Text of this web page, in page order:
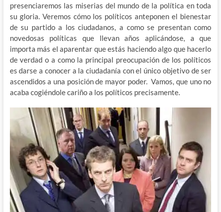
presenciaremos las miserias del mundo de la política en toda
su gloria. Veremos cómo los políticos anteponen el bienestar
de su partido a los ciudadanos, a como se presentan como
novedosas políticas que llevan años aplicándose, a que
importa más el aparentar que estás haciendo algo que hacerlo
de verdad o a como la principal preocupación de los políticos
es darse a conocer a la ciudadanía con el único objetivo de ser
ascendidos a una posición de mayor poder. Vamos, que uno no
acaba cogiéndole cariño a los políticos precisamente.